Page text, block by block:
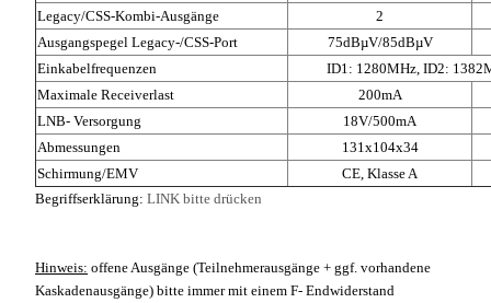
Legacy/CSS-Kombi-Ausgänge
2
Ausgangspegel Legacy-/CSS-Port
75dBµV/85dBµV
Einkabelfrequenzen
ID1: 1280MHz, ID2:
Maximale Receiverlast
200mA
LNB- Versorgung
18V/500mA
Abmessungen
131x104x34
Schirmung/EMV
CE, Klasse A
Begriffserklärung: LINK bitte drücken
Hinweis: offene Ausgänge (Teilnehmerausgänge + ggf. vorhandene
Kaskadenausgänge) bitte immer mit einem F- Endwiderstand